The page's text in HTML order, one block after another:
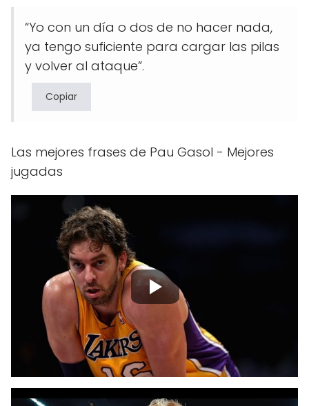
“Yo con un día o dos de no hacer nada,
ya tengo suficiente para cargar las pilas
y volver al ataque”.
Copiar
Las mejores frases de Pau Gasol - Mejores
jugadas